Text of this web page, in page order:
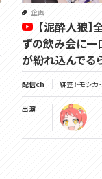
企画
【泥酔人狼
ずの飲み会に一
が紛れ込んでるら
配信ch 緋笠トモシカ
出演